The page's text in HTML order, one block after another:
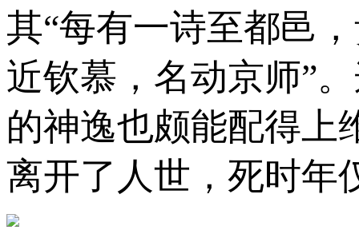
其“每有一诗至都邑
近钦慕，名动京师”
的神逸也颇能配得上
离开了人世，死时年